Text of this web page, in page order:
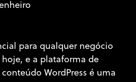
para qualquer negócio
e a plataforma de
WordPress é uma